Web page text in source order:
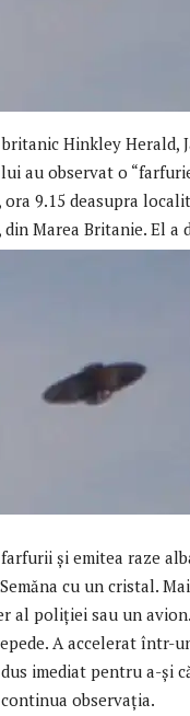
Hinkley Herald,
au observat o
ora 9.15 deasupra
din Marea Britanie. El a
şi emitea raze
cu un cristal.
al poliţiei sau un
A accelerat într-
imediat pentru a-şi
observaţia.